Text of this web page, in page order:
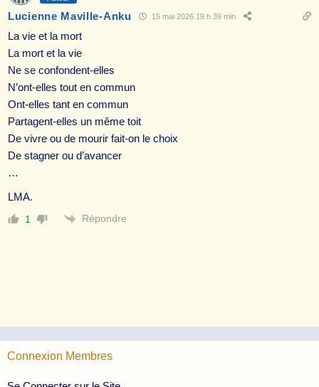
Lucienne Maville-Anku 15 mai 2026 19 h 39 min
La vie et la mort
La mort et la vie
Ne se confondent-elles
N’ont-elles tout en commun
Ont-elles tant en commun
Partagent-elles un même toit
De vivre ou de mourir fait-on le choix
De stagner ou d’avancer
…
LMA.
1 Répondre
Connexion Membres